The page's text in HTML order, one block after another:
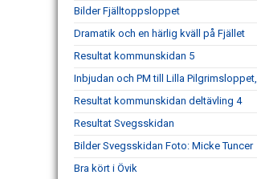
Bilder Fjälltoppsloppet
Dramatik och en härlig kväll på Fjället
Resultat kommunskidan 5
Inbjudan och PM till Lilla Pilgrimsloppet,
Resultat kommunskidan deltävling 4
Resultat Svegsskidan
Bilder Svegsskidan Foto: Micke Tuncer
Bra kört i Övik